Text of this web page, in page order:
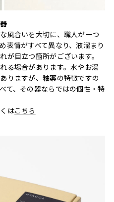
風合いを大切に、職人が一つ
表情がすべて異なり、液溜まり
が目立つ箇所がございます。
る場合があります。水やお湯
りますが、釉薬の特徴ですの
て、その器ならではの個性・特
はこちら